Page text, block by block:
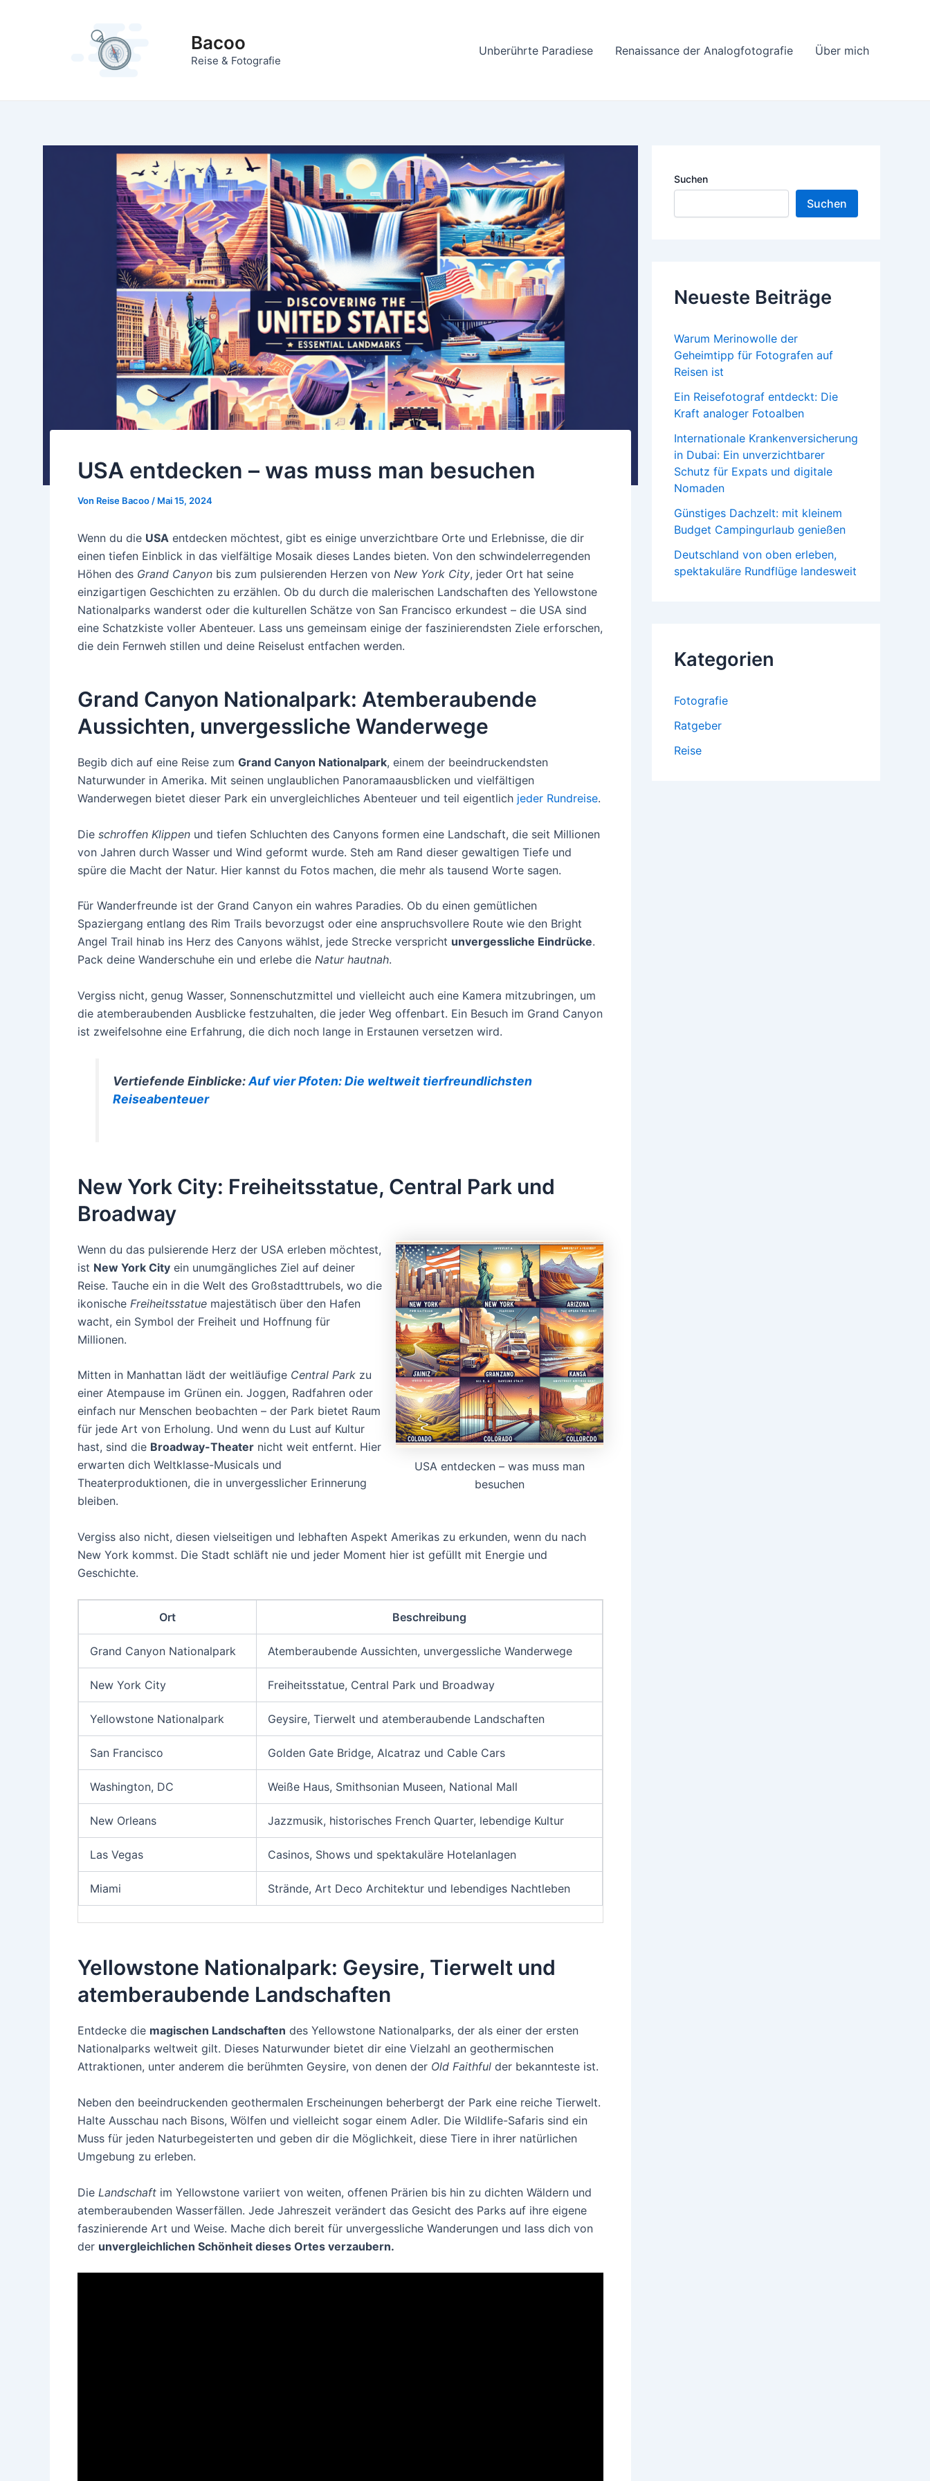
Bacoo
Reise & Fotografie
Unberührte Paradiese Renaissance der Analogfotografie Über mich
USA entdecken – was muss man besuchen
Von Reise Bacoo/ Mai 15, 2024
Wenn du die USA entdecken möchtest, gibt es einige unverzichtbare Orte und Erlebnisse, die dir
einen tiefen Einblick in das vielfältige Mosaik dieses Landes bieten. Von den schwindelerregenden
Höhen des Grand Canyon bis zum pulsierenden Herzen von New York City, jeder Ort hat seine
einzigartigen Geschichten zu erzählen. Ob du durch die malerischen Landschaften des Yellowstone
Nationalparks wanderst oder die kulturellen Schätze von San Francisco erkundest – die USA sind
eine Schatzkiste voller Abenteuer. Lass uns gemeinsam einige der faszinierendsten Ziele erforschen,
die dein Fernweh stillen und deine Reiselust entfachen werden.
Grand Canyon Nationalpark: Atemberaubende
Aussichten, unvergessliche Wanderwege
Begib dich auf eine Reise zum Grand Canyon Nationalpark, einem der beeindruckendsten
Naturwunder in Amerika. Mit seinen unglaublichen Panoramaausblicken und vielfältigen
Wanderwegen bietet dieser Park ein unvergleichliches Abenteuer und teil eigentlich jeder Rundreise.
Die schroffen Klippen und tiefen Schluchten des Canyons formen eine Landschaft, die seit Millionen
von Jahren durch Wasser und Wind geformt wurde. Steh am Rand dieser gewaltigen Tiefe und
spüre die Macht der Natur. Hier kannst du Fotos machen, die mehr als tausend Worte sagen.
Für Wanderfreunde ist der Grand Canyon ein wahres Paradies. Ob du einen gemütlichen
Spaziergang entlang des Rim Trails bevorzugst oder eine anspruchsvollere Route wie den Bright
Angel Trail hinab ins Herz des Canyons wählst, jede Strecke verspricht unvergessliche Eindrücke.
Pack deine Wanderschuhe ein und erlebe die Natur hautnah.
Vergiss nicht, genug Wasser, Sonnenschutzmittel und vielleicht auch eine Kamera mitzubringen, um
die atemberaubenden Ausblicke festzuhalten, die jeder Weg offenbart. Ein Besuch im Grand Canyon
ist zweifelsohne eine Erfahrung, die dich noch lange in Erstaunen versetzen wird.
Vertiefende Einblicke:Auf vier Pfoten: Die weltweit tierfreundlichsten
Reiseabenteuer
New York City: Freiheitsstatue, Central Park und
Broadway
USA entdecken – was muss man
besuchen
Wenn du das pulsierende Herz der USA erleben möchtest,
ist New York City ein unumgängliches Ziel auf deiner
Reise. Tauche ein in die Welt des Großstadttrubels, wo die
ikonische Freiheitsstatue majestätisch über den Hafen
wacht, ein Symbol der Freiheit und Hoffnung für
Millionen.
Mitten in Manhattan lädt der weitläufige Central Park zu
einer Atempause im Grünen ein. Joggen, Radfahren oder
einfach nur Menschen beobachten – der Park bietet Raum
für jede Art von Erholung. Und wenn du Lust auf Kultur
hast, sind die Broadway-Theater nicht weit entfernt. Hier
erwarten dich Weltklasse-Musicals und
Theaterproduktionen, die in unvergesslicher Erinnerung
bleiben.
Vergiss also nicht, diesen vielseitigen und lebhaften Aspekt Amerikas zu erkunden, wenn du nach
New York kommst. Die Stadt schläft nie und jeder Moment hier ist gefüllt mit Energie und
Geschichte.
Ort Beschreibung
Grand Canyon Nationalpark Atemberaubende Aussichten, unvergessliche Wanderwege
New York City Freiheitsstatue, Central Park und Broadway
Yellowstone Nationalpark Geysire, Tierwelt und atemberaubende Landschaften
San Francisco Golden Gate Bridge, Alcatraz und Cable Cars
Washington, DC Weiße Haus, Smithsonian Museen, National Mall
New Orleans Jazzmusik, historisches French Quarter, lebendige Kultur
Las Vegas Casinos, Shows und spektakuläre Hotelanlagen
Miami Strände, Art Deco Architektur und lebendiges Nachtleben
Yellowstone Nationalpark: Geysire, Tierwelt und
atemberaubende Landschaften
Entdecke die magischen Landschaften des Yellowstone Nationalparks, der als einer der ersten
Nationalparks weltweit gilt. Dieses Naturwunder bietet dir eine Vielzahl an geothermischen
Attraktionen, unter anderem die berühmten Geysire, von denen der Old Faithful der bekannteste ist.
Neben den beeindruckenden geothermalen Erscheinungen beherbergt der Park eine reiche Tierwelt.
Halte Ausschau nach Bisons, Wölfen und vielleicht sogar einem Adler. Die Wildlife-Safaris sind ein
Muss für jeden Naturbegeisterten und geben dir die Möglichkeit, diese Tiere in ihrer natürlichen
Umgebung zu erleben.
Die Landschaft im Yellowstone variiert von weiten, offenen Prärien bis hin zu dichten Wäldern und
atemberaubenden Wasserfällen. Jede Jahreszeit verändert das Gesicht des Parks auf ihre eigene
faszinierende Art und Weise. Mache dich bereit für unvergessliche Wanderungen und lass dich von
der unvergleichlichen Schönheit dieses Ortes verzaubern.
Suchen
Suchen
Neueste Beiträge
Warum Merinowolle der
Geheimtipp für Fotografen auf
Reisen ist
Ein Reisefotograf entdeckt: Die
Kraft analoger Fotoalben
Internationale Krankenversicherung
in Dubai: Ein unverzichtbarer
Schutz für Expats und digitale
Nomaden
Günstiges Dachzelt: mit kleinem
Budget Campingurlaub genießen
Deutschland von oben erleben,
spektakuläre Rundflüge landesweit
Kategorien
Fotografie
Ratgeber
Reise